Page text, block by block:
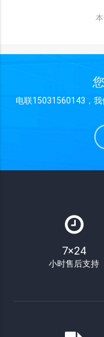
电联15031560143，我
7×24
小时售后支持